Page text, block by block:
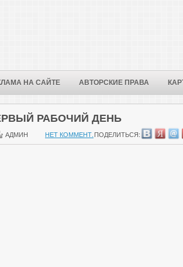
НА САЙТЕ АВТОРСКИЕ ПРАВА
РАБОЧИЙ ДЕНЬ
АДМИН НЕТ КОММЕНТ.ПОДЕЛИТЬСЯ: